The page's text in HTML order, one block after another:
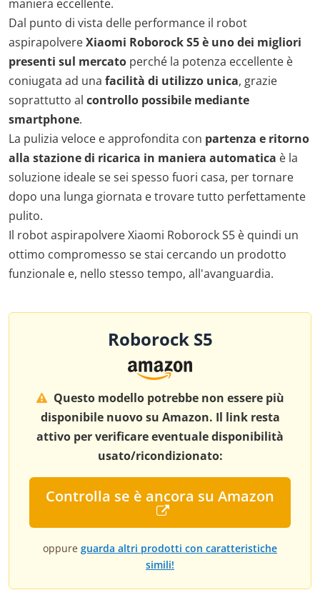
maniera eccellente.
Dal punto di vista delle performance il robot
aspirapolvereXiaomi Roborock S5 è uno dei migliori
presenti sul mercato perché la potenza eccellente è
coniugata ad una facilità di utilizzo unica, grazie
soprattutto al controllo possibile mediante
smartphone.
La pulizia veloce e approfondita con partenza e ritorno
alla stazione di ricarica in maniera automatica è la
soluzione ideale se sei spesso fuori casa, per tornare
dopo una lunga giornata e trovare tutto perfettamente
pulito.
Il robot aspirapolvere Xiaomi Roborock S5 è quindi un
ottimo compromesso se stai cercando un prodotto
funzionale e, nello stesso tempo, all'avanguardia.
Roborock S5
Questo modello potrebbe non essere più
disponibile nuovo su Amazon. Il link resta
attivo per verificare eventuale disponibilità
usato/ricondizionato:
Controlla se è ancora su Amazon
oppure guarda altri prodotti con caratteristiche
simili!